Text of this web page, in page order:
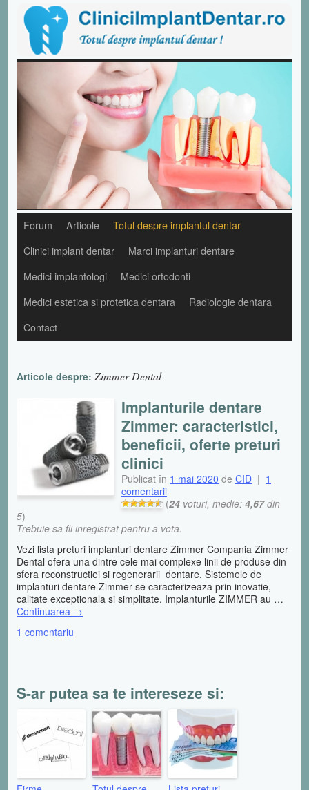
Forum Articole
Totul despre implantul dentar
Clinici implant dentar
Marci implanturi dentare
Medici implantologi
Medici ortodonti
Medici estetica si protetica dentara
Radiologie dentara
Contact
Articole despre: Zimmer Dental
Implanturile dentare
Zimmer: caracteristici,
beneficii, oferte preturi
clinici
Publicat în 1 mai 2020 de CID | 1
comentarii
(24 voturi, medie: 4,67din
5)
Trebuie sa fii inregistrat pentru a vota.
Vezi lista preturi implanturi dentare Zimmer Compania Zimmer
Dental ofera una dintre cele mai complexe linii de produse din
sfera reconstructiei si regenerarii dentare. Sistemele de
implanturi dentare Zimmer se caracterizeaza prin inovatie,
calitate exceptionala si simplitate. Implanturile ZIMMER au …
Continuarea →
1 comentariu
S-ar putea sa te intereseze si: